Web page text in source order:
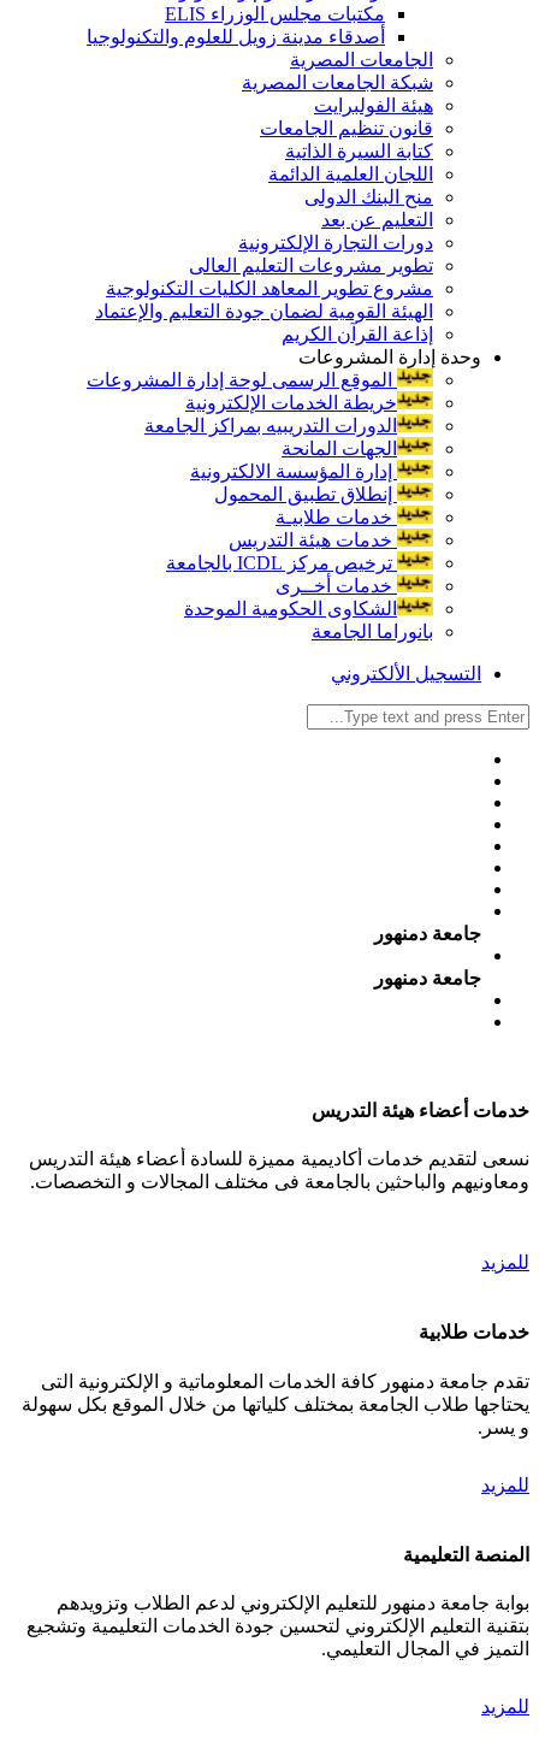
مكتبات مجلس الوزراء ELIS
أصدقاء مدينة زويل للعلوم والتكنولوجيا
الجامعات المصرية
شبكة الجامعات المصرية
هيئة الفولبرايت
قانون تنظيم الجامعات
كتابة السيرة الذاتية
اللجان العلمية الدائمة
منح البنك الدولى
التعليم عن بعد
دورات التجارة الإلكترونية
تطوير مشروعات التعليم العالى
مشروع تطوير المعاهد الكليات التكنولوجية
الهيئة القومية لضمان جودة التعليم والإعتماد
إذاعة القرآن الكريم
وحدة إدارة المشروعات
الموقع الرسمى لوحة إدارة المشروعات
خريطة الخدمات الإلكترونية
الدورات التدريبيه بمراكز الجامعة
الجهات المانحة
إدارة المؤسسة الالكترونية
إنطلاق تطبيق المحمول
خدمات طلابيـة
خدمات هيئة التدريس
ترخيص مركز ICDL بالجامعة
خدمات أخــرى
الشكاوى الحكومية الموحدة
بانوراما الجامعة
التسجيل الألكتروني
جامعة دمنهور
جامعة دمنهور
خدمات أعضاء هيئة التدريس
نسعى لتقديم خدمات أكاديمية مميزة للسادة أعضاء هيئة التدريس
ومعاونيهم والباحثين بالجامعة فى مختلف المجالات و التخصصات.
للمزيد
خدمات طلابية
تقدم جامعة دمنهور كافة الخدمات المعلوماتية و الإلكترونية التى
يحتاجها طلاب الجامعة بمختلف كلياتها من خلال الموقع بكل سهولة
و يسر.
للمزيد
المنصة التعليمية
بوابة جامعة دمنهور للتعليم الإلكتروني لدعم الطلاب وتزويدهم
بتقنية التعليم الإلكتروني لتحسين جودة الخدمات التعليمية وتشجيع
التميز في المجال التعليمي.
للمزيد